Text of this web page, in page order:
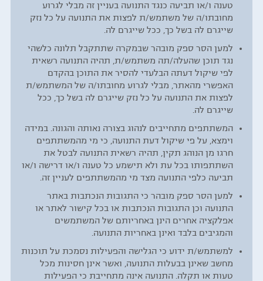
טענה ו/או תביעה כנגד התנועה בעניין זה מבלי לגרוע
מחובתו/ה של משתמש/ת לפצות את התנועה על כל נזק
שייגרם לה בשל כך, ככל שייגרם לה.
למען הסר ספק מובהר שבמקרה שתתקבל תלונה כלשהי
נגד תוכן שהעלה/תה משתמש/ת, תהיה התנועה רשאית
לפי שיקול דעתה הבלעדי להסיר את התוכן בהקדם
האפשרי מהאתר, מבלי לגרוע מחובתו/ה של המשתמש/ת
לפצות את התנועה על כל נזק שייגרם לה בשל כך, ככל
שייגרם לה.
המשתתפים מתחייבים לנהוג בצורה נאותה והגונה. במידה
וימצא, על פי שיקול דעת התנועה, כי מי מהמשתתפים
חרגו מן הנוהג תקין, תהיה רשאית התנועה לבטל את
השתתפותו בכל עת ולא תישמע כל טענה ו/או דרישה ו/או
תביעה כלפי התנועה מצד מי מהמשתתפים לעניין זה.
למען הסר ספק מובהר כי התגובות הנכתבות באתר
התנועה וכן התגובות הנכתבות או בכל קישור לאתר או
אפלקציה אחרים הינן באחריותם של המשתמשים
והמגיבים בלבד ואינן באחריות התנועה.
למשתמש/ת ידוע כי הגלישה והפעילות נסמכת על תוכנות
מחשב שאינן בבעלות התנועה, ואשר אינן חסינות מכל
טעות או תקלה. התנועה אינה מתחייבת כי הפעילות